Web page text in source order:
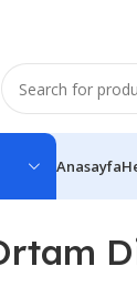
Anasayfa